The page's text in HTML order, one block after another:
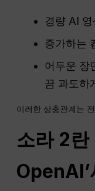
경량 AI
증가하는
어두운 장
끔 과도하
이러한 상충관계는
소라 2란
OpenAI